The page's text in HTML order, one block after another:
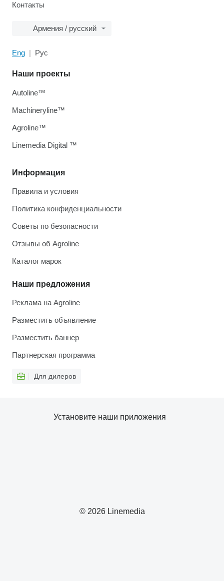
Контакты
Армения / русский
Eng Рус
Информация
Правила и условия
Политика конфиденциальности
Советы по безопасности
Отзывы об Agroline
Каталог марок
Наши предложения
Реклама на Agroline
Разместить объявление
Разместить баннер
Партнерская программа
Для дилеров
Наши проекты
Autoline™
Machineryline™
Agroline™
Linemedia Digital ™
© 2026 Linemedia
Установите наши приложения